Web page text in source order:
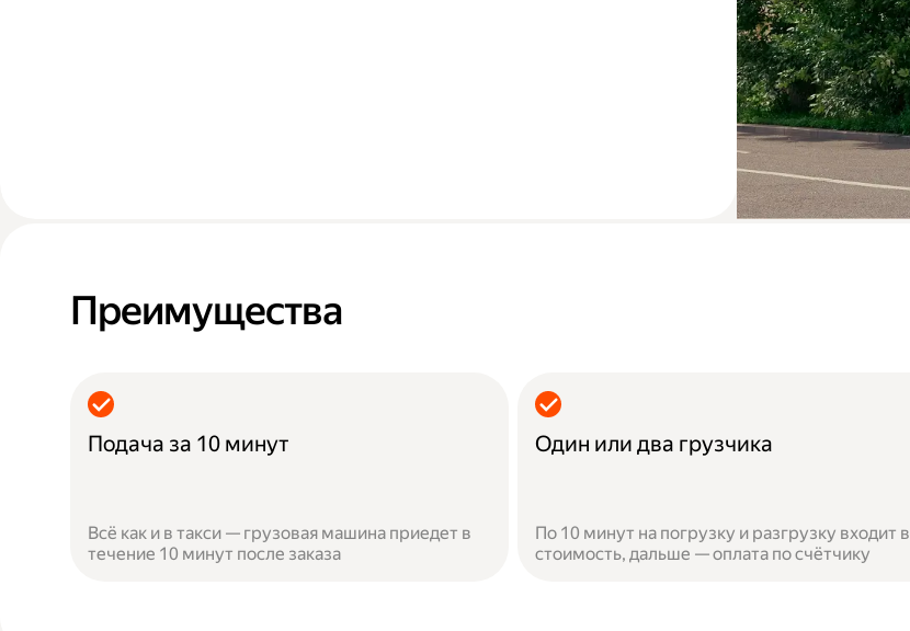
Преимущества
Подача за 10 минут
Всё как и в такси — грузовая машина приедет в
течение 10 минут после заказа
Один или два грузчика
По 10 минут на погрузку и разгрузку входит в
стоимость, дальше — оплата по счётчику